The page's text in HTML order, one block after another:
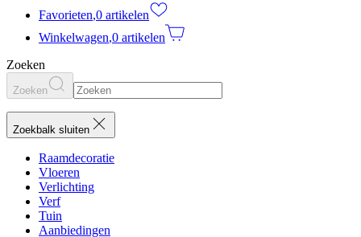
Favorieten,0 artikelen
Winkelwagen,0 artikelen
Zoeken
Zoeken
Zoekbalk sluiten
Raamdecoratie
Vloeren
Verlichting
Verf
Tuin
Aanbiedingen